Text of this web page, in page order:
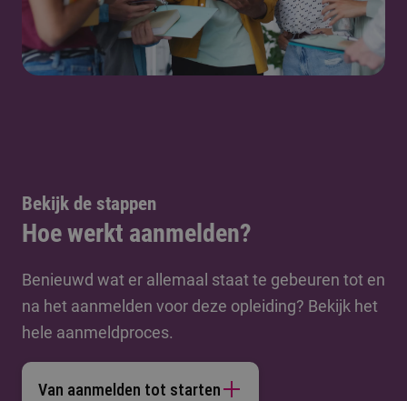
Bekijk de stappen
Hoe werkt aanmelden?
Benieuwd wat er allemaal staat te gebeuren tot en
na het aanmelden voor deze opleiding? Bekijk het
hele aanmeldproces.
Van aanmelden tot starten